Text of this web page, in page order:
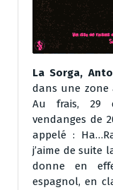
La Sorga,
dans une zone
Au frais, 29
vendanges de
appelé :
j’aime de suite
donne en
espagnol, en